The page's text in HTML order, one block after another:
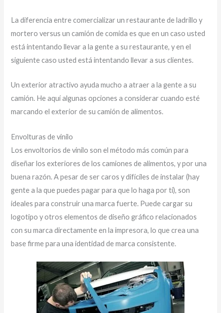
La diferencia entre comercializar un restaurante de ladrillo y
mortero versus un camión de comida es que en un caso usted
está intentando llevar a la gente a su restaurante, y en el
siguiente caso usted está intentando llevar a sus clientes.
Un exterior atractivo ayuda mucho a atraer a la gente a su
camión. He aquí algunas opciones a considerar cuando esté
marcando el exterior de su camión de alimentos.
Envolturas de vinilo
Los envoltorios de vinilo son el método más común para
diseñar los exteriores de los camiones de alimentos, y por una
buena razón. A pesar de ser caros y difíciles de instalar (hay
gente a la que puedes pagar para que lo haga por ti), son
ideales para construir una marca fuerte. Puede cargar su
logotipo y otros elementos de diseño gráfico relacionados
con su marca directamente en la impresora, lo que crea una
base firme para una identidad de marca consistente.